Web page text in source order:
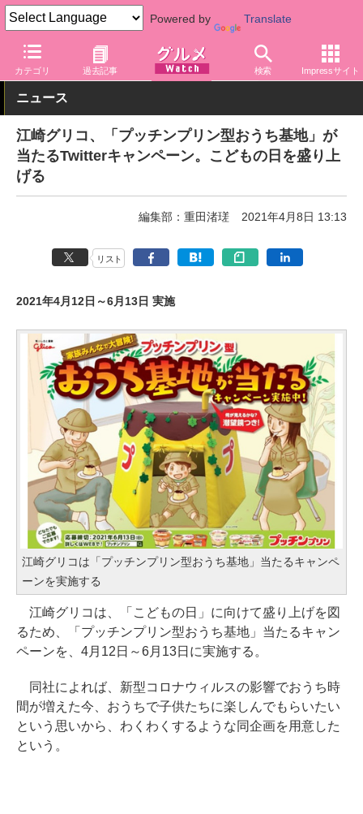
Powered by Translate
カテゴリ 過去記事 検索 Impressサイト
グルメ Watch メーカー 菓子 江崎グリコ
ニュース
江崎グリコ、「プッチンプリン型おうち基地」が
当たるTwitterキャンペーン。こどもの日を盛り上
げる
編集部：重田渚瑳 2021年4月8日 13:13
リスト
2021年4月12日～6月13日 実施
江崎グリコは「プッチンプリン型おうち基地」当たるキャンペ
ーンを実施する
江崎グリコは、「こどもの日」に向けて盛り上げを図
るため、「プッチンプリン型おうち基地」当たるキャン
ペーンを、4月12日～6月13日に実施する。
同社によれば、新型コロナウィルスの影響でおうち時
間が増えた今、おうちで子供たちに楽しんでもらいたい
という思いから、わくわくするような同企画を用意した
という。